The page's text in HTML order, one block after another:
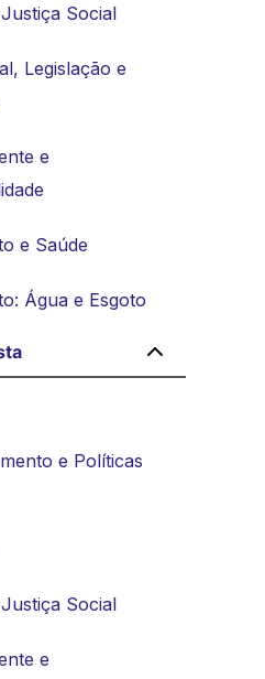
Social
Legislação e
e
e Saúde
Água e Esgoto
e Políticas
Social
e